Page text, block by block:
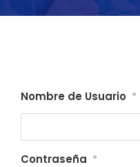
Nombre de Usuario *
Contraseña *